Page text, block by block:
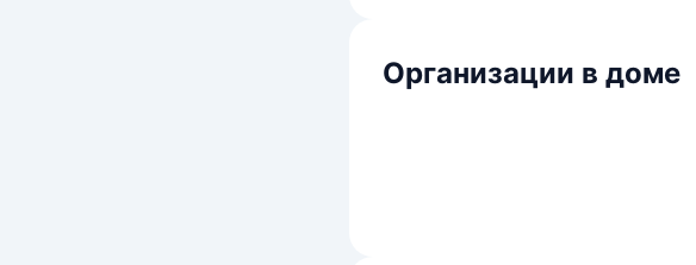
Организации в доме